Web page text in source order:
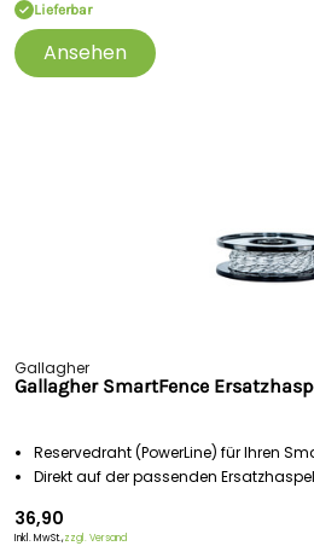
Lieferbar
Ansehen
Gallagher
Gallagher SmartFence
Reservedraht (PowerLine) für Ihren
Direkt auf der passenden
36,90
Inkl. MwSt.,zzgl. Versand